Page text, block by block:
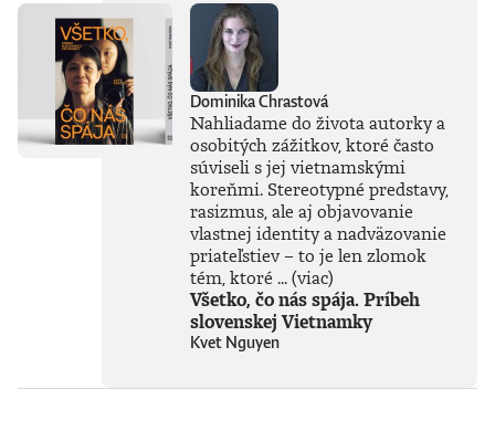
doby. Jeho pohľady
sú často
nekonvenčné –
ChatGPT a
generatívnu AI
vníma len ako
najnovšiu kapitolu
v dlhom príbehu a
tvrdí, že sme stále
iba na začiatku
Naznačuje, že
technológie, ktoré
ešte neboli ani
ovplyvnia naše
tohto storočia
Dominika Chrastová
Nahliadame do života autorky a
osobitých zážitkov, ktoré často
súviseli s jej vietnamskými
koreňmi. Stereotypné predstavy,
rasizmus, ale aj objavovanie
vlastnej identity a nadväzovanie
priateľstiev – to je len zlomok
tém, ktoré ...(viac)
Všetko, čo nás spája. Príbeh
slovenskej Vietnamky
Kvet Nguyen